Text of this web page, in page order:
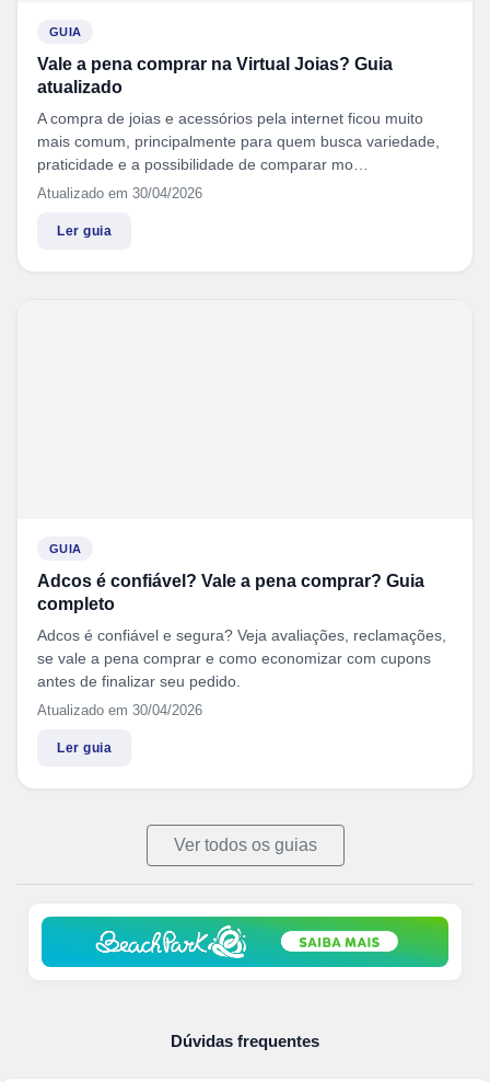
GUIA
Vale a pena comprar na Virtual Joias? Guia
atualizado
A compra de joias e acessórios pela internet ficou muito
mais comum, principalmente para quem busca variedade,
praticidade e a possibilidade de comparar mo…
Atualizado em 30/04/2026
Ler guia
GUIA
Adcos é confiável? Vale a pena comprar? Guia
completo
Adcos é confiável e segura? Veja avaliações, reclamações,
se vale a pena comprar e como economizar com cupons
antes de finalizar seu pedido.
Atualizado em 30/04/2026
Ler guia
Ver todos os guias
Dúvidas frequentes